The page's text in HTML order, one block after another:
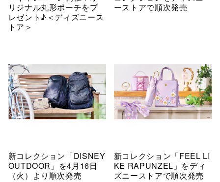
リジナル丸形ポーチをプ
レゼント♪＜ディズニース
トア＞
ーストアで順次発売
新コレクション「DISNEY
OUTDOOR」を4月16日
（火）より順次発売
新コレクション「FEEL LI
KE RAPUNZEL」をディ
ズニーストアで順次発売